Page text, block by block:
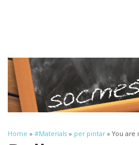
Home »#Materials » per pintar» You are